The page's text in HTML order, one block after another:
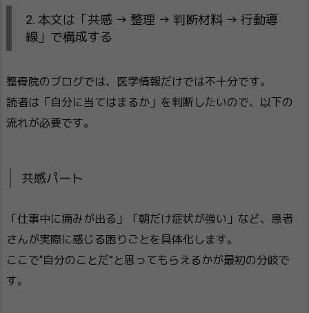
2. 本文は「共感 → 整理 → 判断材料 → 行動導
線」で構成する
整骨院のブログでは、医学情報だけでは不十分です。
読者は「自分に当てはまるか」を判断したいので、以下の
流れが必要です。
共感パート
「仕事中に痛みが出る」「朝だけ症状が強い」など、患者
さんが実際に感じる困りごとを具体化します。
ここで“自分のことだ”と思ってもらえるかが最初の分岐で
す。